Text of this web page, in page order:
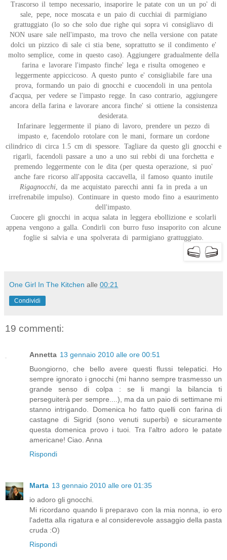
Trascorso il tempo necessario, insaporire le patate con un un po' di
sale, pepe, noce moscata e un paio di cucchiai di parmigiano
grattuggiato (lo so che solo due righe qui sopra vi consigliavo di
NON usare sale nell'impasto, ma trovo che nella versione con patate
dolci un pizzico di sale ci stia bene, soprattutto se il condimento e'
molto semplice, come in questo caso). Aggiungere gradualmente della
farina e lavorare l'impasto finche' lega e risulta omogeneo e
leggermente appiccicoso. A questo punto e' consigliabile fare una
prova, formando un paio di gnocchi e cuocendoli in una pentola
d'acqua, per vedere se l'impasto regge. In caso contrario, aggiungere
ancora della farina e lavorare ancora finche' si ottiene la consistenza
desiderata.
Infarinare leggermente il piano di lavoro, prendere un pezzo di
impasto e, facendolo rotolare con le mani, formare un cordone
cilindrico di circa 1.5 cm di spessore. Tagliare da questo gli gnocchi e
rigarli, facendoli passare a uno a uno sui rebbi di una forchetta e
premendo leggermente con le dita (per questa operazione, si puo'
anche fare ricorso all'apposita caccavella, il famoso quanto inutile
Rigagnocchi, da me acquistato parecchi anni fa in preda a un
irrefrenabile impulso). Continuare in questo modo fino a esaurimento
dell'impasto.
Cuocere gli gnocchi in acqua salata in leggera ebollizione e scolarli
appena vengono a galla. Condirli con burro fuso insaporito con alcune
foglie si salvia e una spolverata di parmigiano grattuggiato.
One Girl In The Kitchen alle 00:21
Condividi
19 commenti:
Annetta 13 gennaio 2010 alle ore 00:51
Buongiorno, che bello avere questi flussi telepatici. Ho
sempre ignorato i gnocchi (mi hanno sempre trasmesso un
grande senso di colpa : se li mangi la bilancia ti
perseguiterà per sempre....), ma da un paio di settimane mi
stanno intrigando. Domenica ho fatto quelli con farina di
castagne di Sigrid (sono venuti superbi) e sicuramente
questa domenica provo i tuoi. Tra l'altro adoro le patate
americane! Ciao. Anna
Rispondi
Marta 13 gennaio 2010 alle ore 01:35
io adoro gli gnocchi.
Mi ricordano quando li preparavo con la mia nonna, io ero
l'adetta alla rigatura e al considerevole assaggio della pasta
cruda :O)
Rispondi